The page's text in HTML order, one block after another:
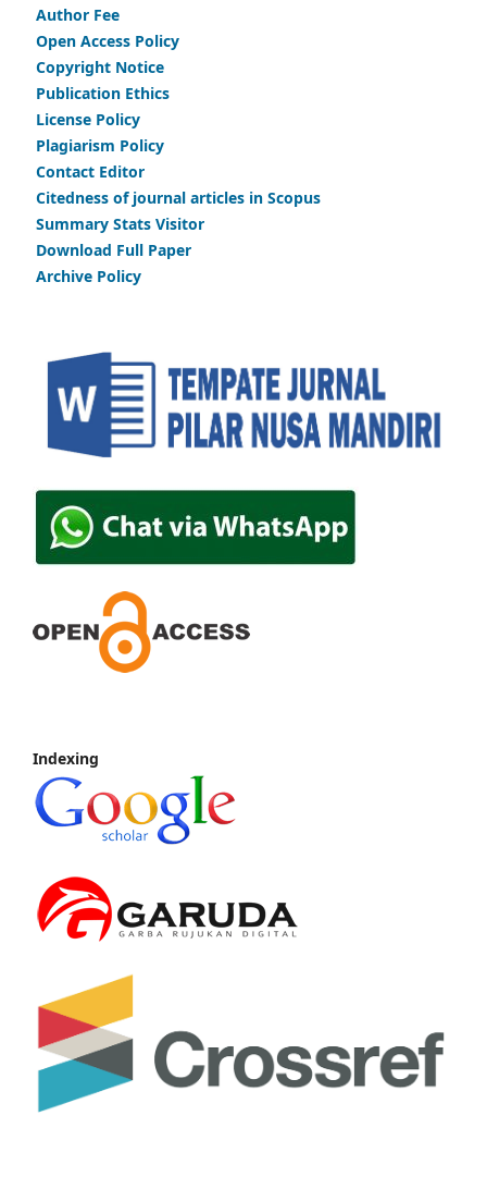
Author Fee
Open Access Policy
Copyright Notice
Publication Ethics
License Policy
Plagiarism Policy
Contact Editor
Citedness of journal articles in Scopus
Summary Stats Visitor
Download Full Paper
Archive Policy
Indexing